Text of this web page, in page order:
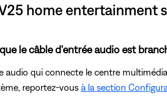
home entertainment
le câble d’entrée audio est
audio qui connecte le centre
reportez-vous à la section